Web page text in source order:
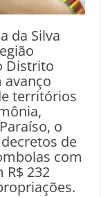
da Silva
Distrito
avanço
territórios
o
de
com
232